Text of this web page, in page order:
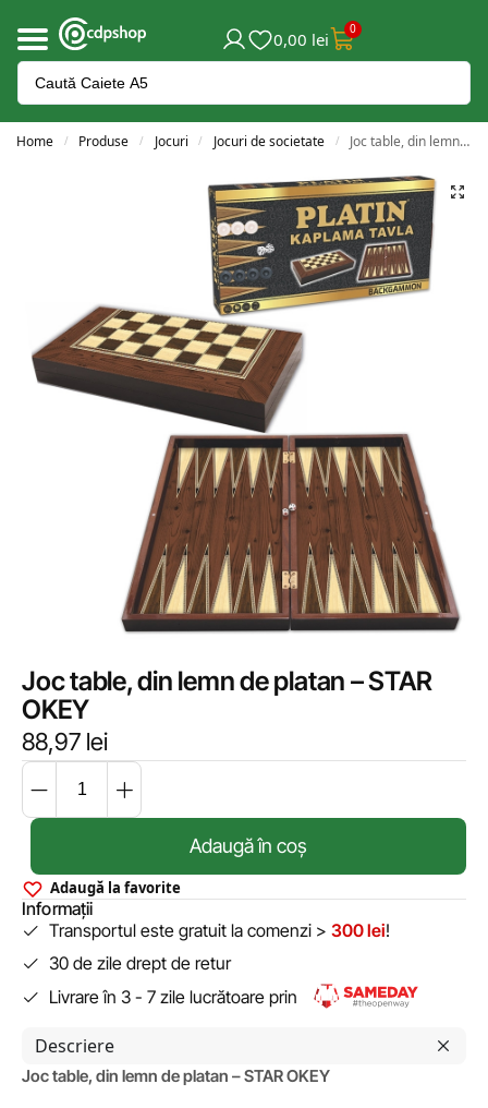
0,00 lei 0
Home / Produse / Jocuri / Jocuri de societate / Joc table, din lemn de platan – STAR OKEY
Joc table, din lemn de platan – STAR
OKEY
88,97 lei
Adaugă în coș
Adaugă la favorite
Informații
Transportul este gratuit la comenzi > 300 lei!
30 de zile drept de retur
Livrare în 3 - 7 zile lucrătoare prin
Descriere
Joc table, din lemn de platan – STAR OKEY